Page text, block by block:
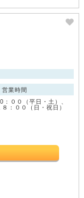
営業時間
：００（平日・土）、
：００（日・祝日）